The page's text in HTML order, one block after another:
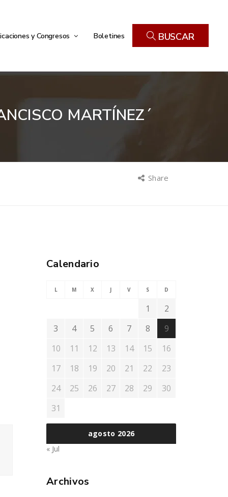
y Congresos Boletines BUSCAR
MARTÍNEZ´
Share
Calendario
agosto 2026
L M X J V S D
1
2
3
4 5 6 7 8
9
10
11 12 13 14 15
16
17
18 19 20 21 22
23
24
25 26 27 28 29
30
31
« Jul
Archivos